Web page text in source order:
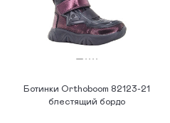
Ботинки Orthoboom 82123-21
блестящий бордо